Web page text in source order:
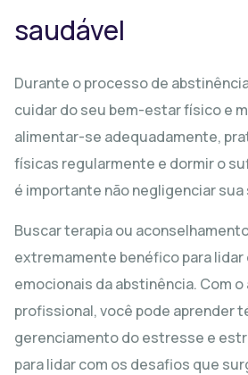
saudável
Durante o processo de
cuidar do seu bem-estar físico e
alimentar-se adequadamente,
físicas regularmente e dormir o
é importante não negligenciar
Buscar terapia ou
extremamente benéfico para
emocionais da abstinência. Com o
profissional, você pode aprender
gerenciamento do estresse e
para lidar com os desafios que